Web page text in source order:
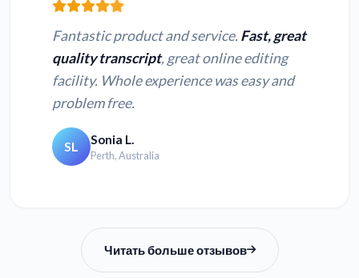
Fantastic product and service. Fast, great
quality transcript, great online editing
facility. Whole experience was easy and
problem free.
SL Sonia L.
Perth, Australia
Читать больше отзывов